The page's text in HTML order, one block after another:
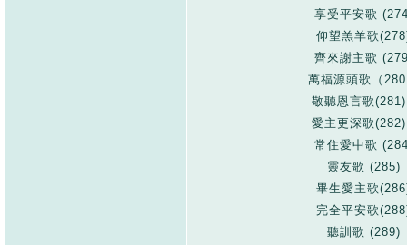
享受平安歌
仰望羔羊歌
齊來謝主歌
萬福源頭歌（
敬聽恩言歌
愛主更深歌
常住愛中歌
靈友歌 (285)
畢生愛主歌
完全平安歌
聽訓歌 (289)